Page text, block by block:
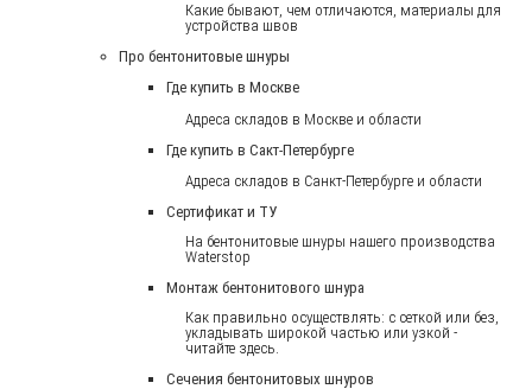
Какие бывают, чем отличаются, материалы для
устройства швов
Про бентонитовые шнуры
Где купить в Москве
Адреса складов в Москве и области
Где купить в Сакт-Петербурге
Адреса складов в Санкт-Петербурге и области
Сертификат и ТУ
На бентонитовые шнуры нашего производства
Waterstop
Монтаж бентонитового шнура
Как правильно осуществлять: с сеткой или без,
укладывать широкой частью или узкой -
читайте здесь.
Сечения бентонитовых шнуров